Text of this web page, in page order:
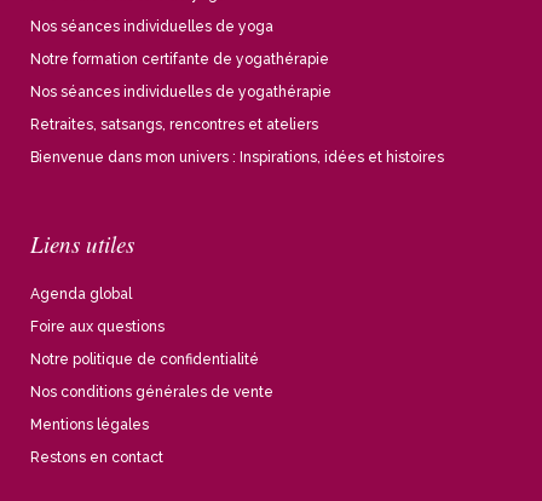
Nos séances individuelles de yoga
Notre formation certifante de yogathérapie
Nos séances individuelles de yogathérapie
Retraites, satsangs, rencontres et ateliers
Bienvenue dans mon univers : Inspirations, idées et histoires
Liens utiles
Agenda global
Foire aux questions
Notre politique de confidentialité
Nos conditions générales de vente
Mentions légales
Restons en contact